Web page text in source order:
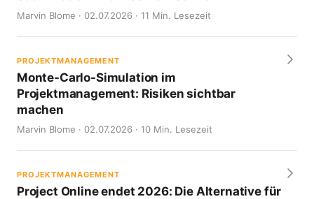
Marvin Blome · 02.07.2026 · 11 Min. Lesezeit
PROJEKTMANAGEMENT
Monte-Carlo-Simulation im
Projektmanagement: Risiken sichtbar
machen
Marvin Blome · 02.07.2026 · 10 Min. Lesezeit
PROJEKTMANAGEMENT
Project Online endet 2026: Die Alternative für